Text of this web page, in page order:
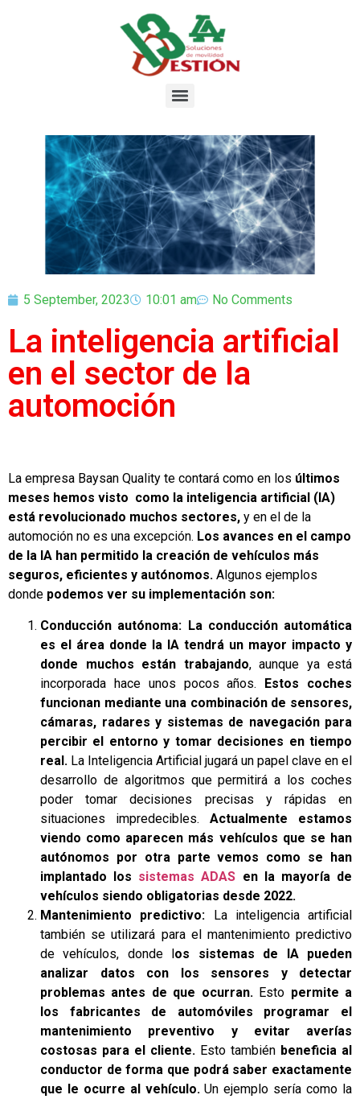
5 September, 2023 10:01 am No Comments
La inteligencia artificial
en el sector de la
automoción
La empresa Baysan Quality te contará como en los últimos
meses hemos visto como la inteligencia artificial (IA)
está revolucionado muchos sectores, y en el de la
automoción no es una excepción. Los avances en el campo
de la IA han permitido la creación de vehículos más
seguros, eficientes y autónomos. Algunos ejemplos
donde podemos ver su implementación son:
Conducción autónoma: La conducción automática
es el área donde la IA tendrá un mayor impacto y
donde muchos están trabajando, aunque ya está
incorporada hace unos pocos años. Estos coches
funcionan mediante una combinación de sensores,
cámaras, radares y sistemas de navegación para
percibir el entorno y tomar decisiones en tiempo
real. La Inteligencia Artificial jugará un papel clave en el
desarrollo de algoritmos que permitirá a los coches
poder tomar decisiones precisas y rápidas en
situaciones impredecibles. Actualmente estamos
viendo como aparecen más vehículos que se han
autónomos por otra parte vemos como se han
implantado los sistemas ADAS en la mayoría de
vehículos siendo obligatorias desde 2022.
Mantenimiento predictivo: La inteligencia artificial
también se utilizará para el mantenimiento predictivo
de vehículos, donde los sistemas de IA pueden
analizar datos con los sensores y detectar
problemas antes de que ocurran. Esto permite a
los fabricantes de automóviles programar el
mantenimiento preventivo y evitar averías
costosas para el cliente. Esto también beneficia al
conductor de forma que podrá saber exactamente
que le ocurre al vehículo. Un ejemplo sería como la